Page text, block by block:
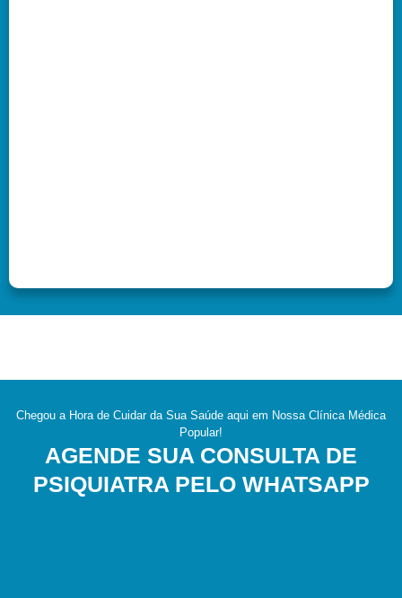
Chegou a Hora de Cuidar da Sua Saúde aqui em Nossa Clínica Médica
Popular!
AGENDE SUA CONSULTA DE
PSIQUIATRA PELO WHATSAPP